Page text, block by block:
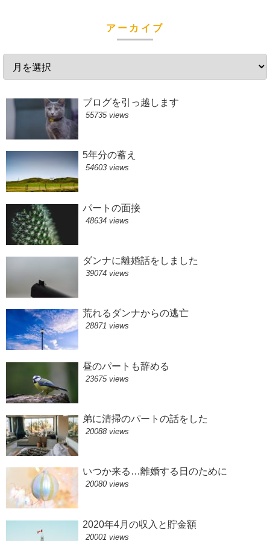
アーカイブ
ブログを引っ越します
55735 views
5年分の蓄え
54603 views
パートの面接
48634 views
ダンナに離婚話をしました
39074 views
荒れるダンナからの逃亡
28871 views
昼のパートも辞める
23675 views
弟に清掃のパートの話をした
20088 views
いつか来る…離婚する日のために
20080 views
2020年4月の収入と貯金額
20001 views